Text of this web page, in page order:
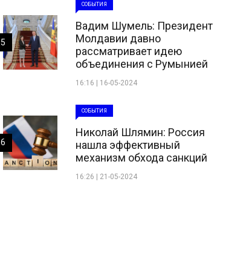
СОБЫТИЯ
Вадим Шумель: Президент
Молдавии давно
рассматривает идею
объединения с Румынией
16:16 | 16-05-2024
5
СОБЫТИЯ
Николай Шлямин: Россия
нашла эффективный
механизм обхода санкций
16:26 | 21-05-2024
6